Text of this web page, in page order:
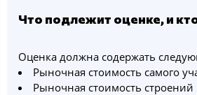
Что подлежит оценке, и
Оценка должна содержать
Рыночная стоимость самого
Рыночная стоимость